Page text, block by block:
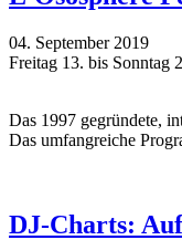
04. September 2019
Freitag 13. bis Sonntag
Das 1997 gegründete,
Das umfangreiche
DJ-Charts: